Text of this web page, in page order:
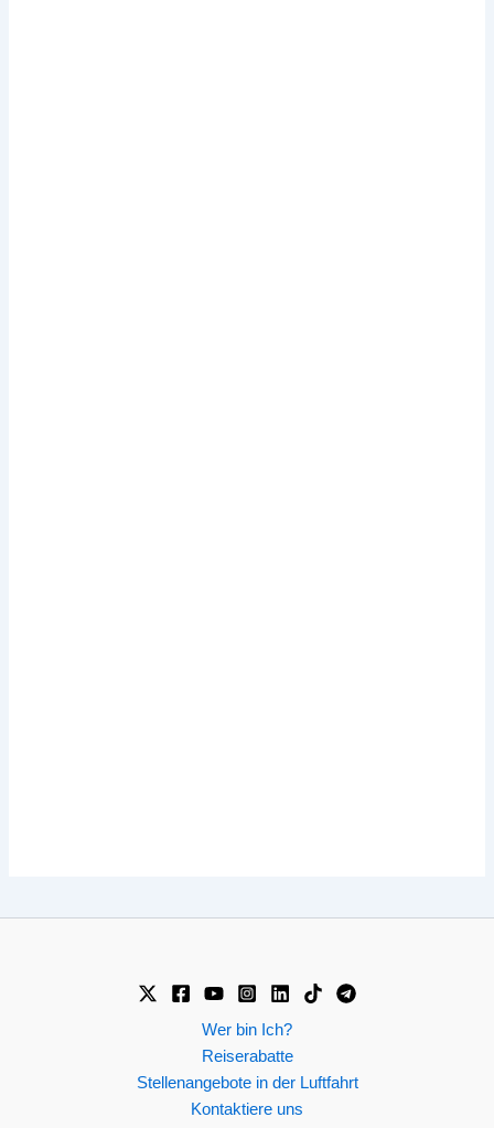
Wer bin Ich?
Reiserabatte
Stellenangebote in der Luftfahrt
Kontaktiere uns